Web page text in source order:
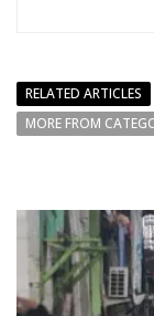
RELATED ARTICLES
MORE FROM